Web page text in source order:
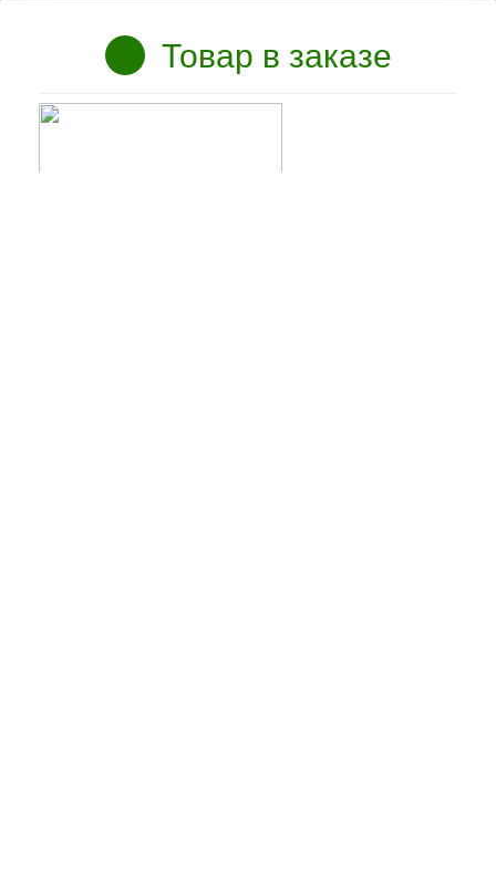
Товар в заказе